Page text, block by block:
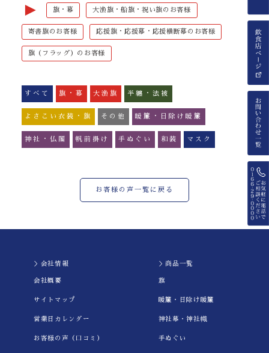
► 旗・幕 大漁旗・船旗・祝い旗のお客様
寄書旗のお客様 応援旗・応援幕・応援横断幕のお客様
旗（フラッグ）のお客様
すべて 旗・幕 大漁旗 半纏・法被
よさこい衣装・旗 その他 暖簾・日除け暖簾
神社・仏閣 帆前掛け 手ぬぐい 和装 マスク
お客様の声一覧に戻る
＞会社情報
会社概要
サイトマップ
営業日カレンダー
お客様の声（口コミ）
＞商品一覧
旗
暖簾・日除け暖簾
神社幕・神社幟
手ぬぐい